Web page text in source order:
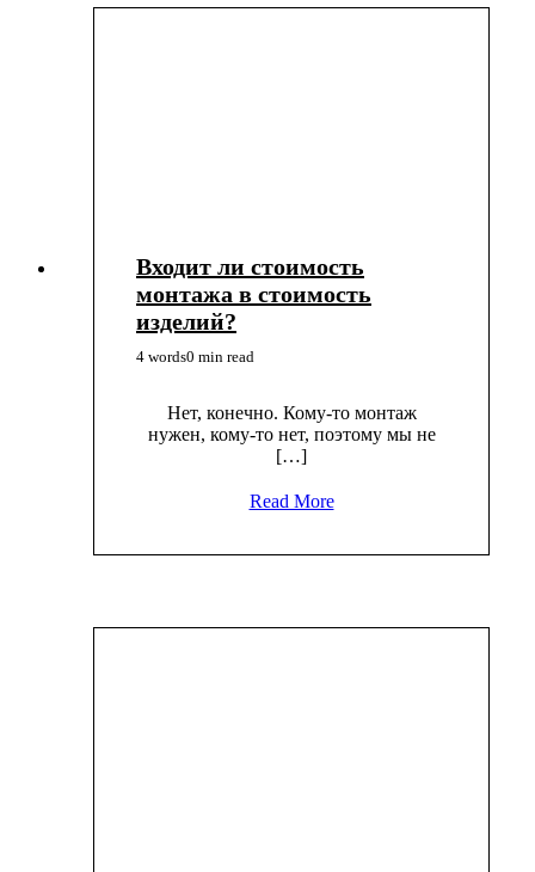
Входит ли стоимость
монтажа в стоимость
изделий?
4 words0 min read
Нет, конечно. Кому-то монтаж
нужен, кому-то нет, поэтому мы не
[…]
Read More